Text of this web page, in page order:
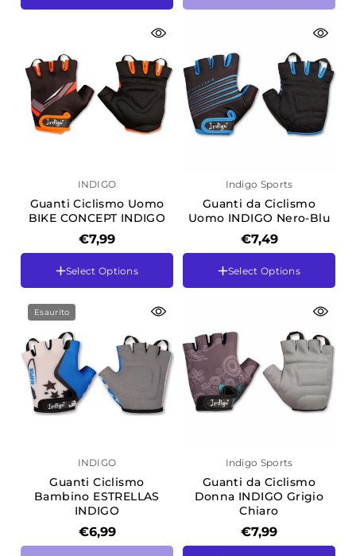
3XS
3XS
INDIGO
Guanti Ciclismo Uomo
BIKE CONCEPT INDIGO
€7,99
Cor
Preto-laranja
Tamanho
L
M
S
XL
Select Options
Indigo Sports
Guanti da Ciclismo
Uomo INDIGO Nero-Blu
€7,49
Tamanho
M
Select Options
Esaurito
INDIGO
Guanti Ciclismo
Bambino ESTRELLAS
INDIGO
€6,99
Branco-Azul
Tamanho
Indigo Sports
Guanti da Ciclismo
Donna INDIGO Grigio
Chiaro
€7,99
Tamanho